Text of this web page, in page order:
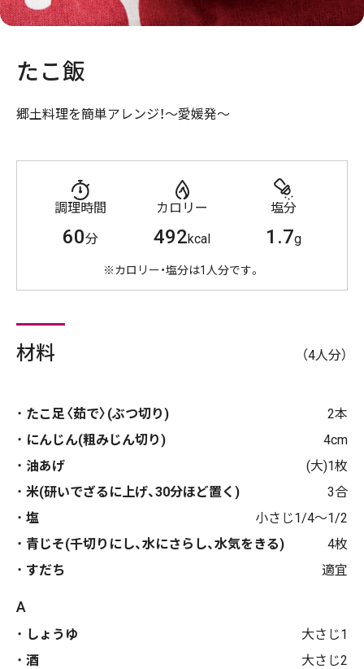
たこ飯
郷土料理を簡単アレンジ！～愛媛発～
調理時間
60分
カロリー
492kcal
塩分
1.7g
※カロリー・塩分は1人分です。
材料 （4人分）
たこ足〈茹で〉(ぶつ切り)
2本
にんじん(粗みじん切り)
4cm
油あげ
(大)1枚
米(研いでざるに上げ、30分ほど置く)
3合
塩
小さじ1/4～1/2
青じそ(千切りにし、水にさらし、水気をきる)
4枚
すだち
適宜
A
しょうゆ
大さじ1
酒
大さじ2